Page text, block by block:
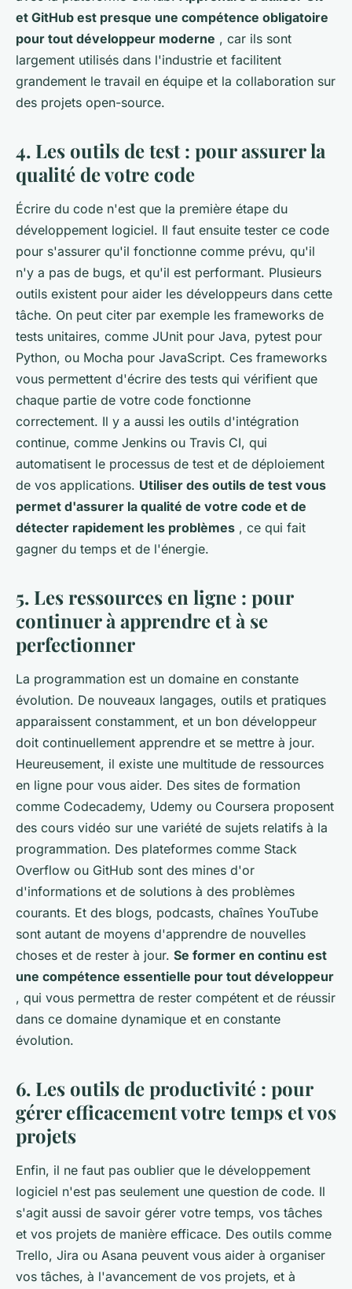
et GitHub est presque une compétence obligatoire
pour tout développeur moderne , car ils sont
largement utilisés dans l'industrie et facilitent
grandement le travail en équipe et la collaboration sur
des projets open-source.
4. Les outils de test : pour assurer la
qualité de votre code
Écrire du code n'est que la première étape du
développement logiciel. Il faut ensuite tester ce code
pour s'assurer qu'il fonctionne comme prévu, qu'il
n'y a pas de bugs, et qu'il est performant. Plusieurs
outils existent pour aider les développeurs dans cette
tâche. On peut citer par exemple les frameworks de
tests unitaires, comme JUnit pour Java, pytest pour
Python, ou Mocha pour JavaScript. Ces frameworks
vous permettent d'écrire des tests qui vérifient que
chaque partie de votre code fonctionne
correctement. Il y a aussi les outils d'intégration
continue, comme Jenkins ou Travis CI, qui
automatisent le processus de test et de déploiement
de vos applications. Utiliser des outils de test vous
permet d'assurer la qualité de votre code et de
détecter rapidement les problèmes , ce qui fait
gagner du temps et de l'énergie.
5. Les ressources en ligne : pour
continuer à apprendre et à se
perfectionner
La programmation est un domaine en constante
évolution. De nouveaux langages, outils et pratiques
apparaissent constamment, et un bon développeur
doit continuellement apprendre et se mettre à jour.
Heureusement, il existe une multitude de ressources
en ligne pour vous aider. Des sites de formation
comme Codecademy, Udemy ou Coursera proposent
des cours vidéo sur une variété de sujets relatifs à la
programmation. Des plateformes comme Stack
Overflow ou GitHub sont des mines d'or
d'informations et de solutions à des problèmes
courants. Et des blogs, podcasts, chaînes YouTube
sont autant de moyens d'apprendre de nouvelles
choses et de rester à jour. Se former en continu est
une compétence essentielle pour tout développeur
, qui vous permettra de rester compétent et de réussir
dans ce domaine dynamique et en constante
évolution.
6. Les outils de productivité : pour
gérer efficacement votre temps et vos
projets
Enfin, il ne faut pas oublier que le développement
logiciel n'est pas seulement une question de code. Il
s'agit aussi de savoir gérer votre temps, vos tâches
et vos projets de manière efficace. Des outils comme
Trello, Jira ou Asana peuvent vous aider à organiser
vos tâches, à l'avancement de vos projets, et à